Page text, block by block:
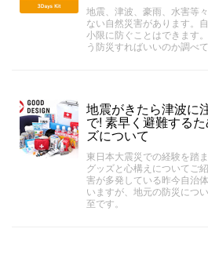
地震、津波、豪雨、水害等
ない自然災害があります。
小限に防ぐことはできます
う防災すればいいのか調べて
地震がきたら津波に
で! 素早く避難する
ズについて
東日本大震災での経験を踏
グッズと心構えについてご
害が多発している昨今自治
いますが、地元の防災につ
至です。